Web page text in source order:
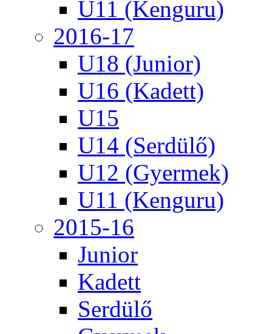
U11 (Kenguru)
2016-17
U18 (Junior)
U16 (Kadett)
U15
U14 (Serdülő)
U12 (Gyermek)
U11 (Kenguru)
2015-16
Junior
Kadett
Serdülő